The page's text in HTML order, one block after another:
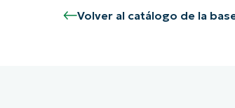
Volver al catálogo de la